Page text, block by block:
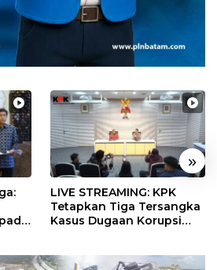
»
LIVE STREAMING: KPK
Tetapkan Tiga Tersangka
Kasus Dugaan Korupsi